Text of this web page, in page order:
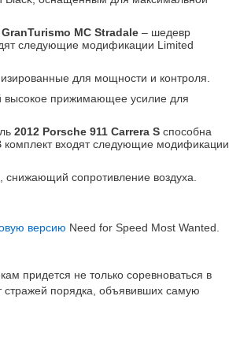
MC Stradale – шедевр
следующие модификации Limited
для мощности и контроля.
высокое прижимающее усилие для
2012 Porsche 911 Carrera S способна
комплект входят следующие модификации
сопротивление воздуха.
версию Need for Speed Most Wanted.
придется не только соревноваться в
стражей порядка, объявивших самую